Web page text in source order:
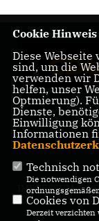
Berliner
IMPRESSUM
Cookie Hinweis
Diese Webseite
sind, um die
verwenden wir
helfen, unser
Optmierung).
Dienste,
Einwilligung
Informationen
Technisch
Die notwendigen
Cookies von
Derzeit